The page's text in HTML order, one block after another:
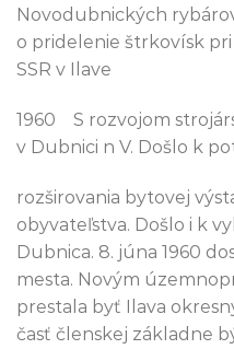
Novodubnických
o pridelenie štrkovísk
SSR v Ilave
1960 S rozvojom
v Dubnici n V. Došlo k
rozširovania bytovej
obyvateľstva. Došlo i k
Dubnica. 8. júna 1960
mesta. Novým
prestala byť Ilava
časť členskej základne